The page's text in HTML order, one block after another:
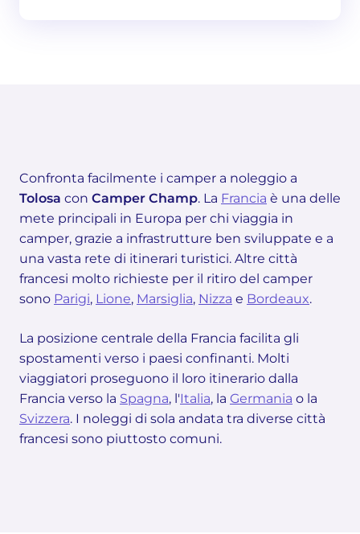
Confronta facilmente i camper a noleggio a
Tolosa con Camper Champ. La Francia è una delle
mete principali in Europa per chi viaggia in
camper, grazie a infrastrutture ben sviluppate e a
una vasta rete di itinerari turistici. Altre città
francesi molto richieste per il ritiro del camper
sono Parigi, Lione, Marsiglia, Nizza e Bordeaux.
La posizione centrale della Francia facilita gli
spostamenti verso i paesi confinanti. Molti
viaggiatori proseguono il loro itinerario dalla
Francia verso la Spagna, l'Italia, la Germania o la
Svizzera. I noleggi di sola andata tra diverse città
francesi sono piuttosto comuni.